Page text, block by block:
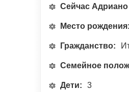
Сейчас
Место рождения:
Гражданство:
Семейное
Дети: 3